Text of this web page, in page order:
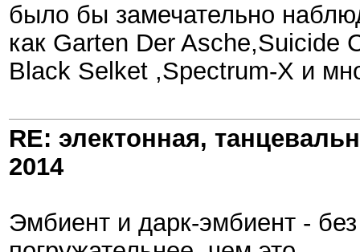
было бы замечательно
как Garten Der Asche,Suicide
Black Selket ,Spectrum-X и
RE: электонная,
2014
Эмбиент и дарк-эмбиент -